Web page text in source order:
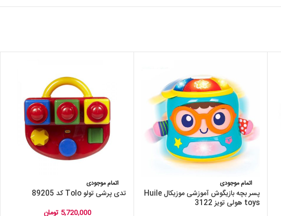
اتمام موجودی
پسر بچه بازیگوش آموزشی موزیکال Huile
toys هولی تویز 3122
اتمام موجودی
تدی پرشی تولو Tolo کد 89205
5,720,000 تومان